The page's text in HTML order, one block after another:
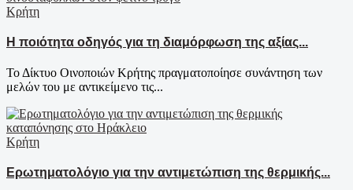
Κρήτη
Η ποιότητα οδηγός για τη διαμόρφωση της αξίας...
Το Δίκτυο Οινοποιών Κρήτης πραγματοποίησε συνάντηση των
μελών του με αντικείμενο τις...
Κρήτη
Ερωτηματολόγιο για την αντιμετώπιση της θερμικής...